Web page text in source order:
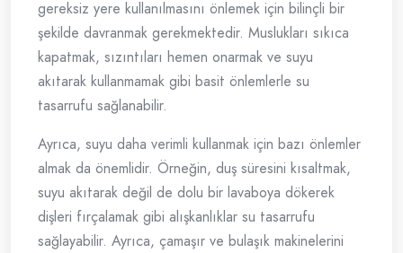
gereksiz yere kullanılmasını önlemek için bilinçli bir
şekilde davranmak gerekmektedir. Muslukları sıkıca
kapatmak, sızıntıları hemen onarmak ve suyu
akıtarak kullanmamak gibi basit önlemlerle su
tasarrufu sağlanabilir.
Ayrıca, suyu daha verimli kullanmak için bazı önlemler
almak da önemlidir. Örneğin, duş süresini kısaltmak,
suyu akıtarak değil de dolu bir lavaboya dökerek
dişleri fırçalamak gibi alışkanlıklar su tasarrufu
sağlayabilir. Ayrıca, çamaşır ve bulaşık makinelerini